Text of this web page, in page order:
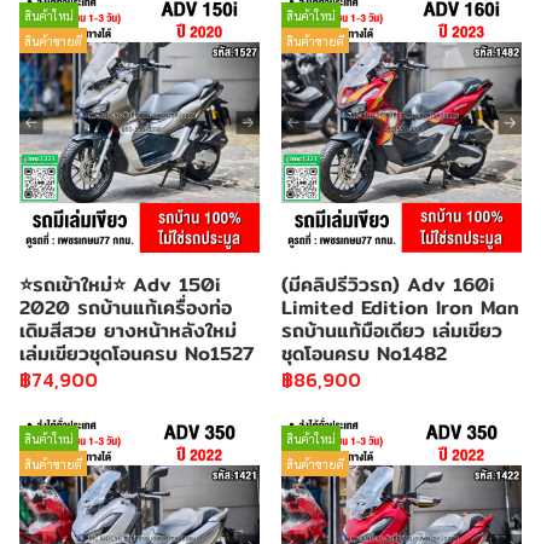
สินค้าใหม่
สินค้าขายดี
⭐รถเข้าใหม่⭐ Adv 150i
2020 รถบ้านแท้เครื่องท่อ
เดิมสีสวย ยางหน้าหลังใหม่
เล่มเขียวชุดโอนครบ No1527
฿74,900
สินค้าใหม่
สินค้าขายดี
(มีคลิปรีวิวรถ) Adv 160i
Limited Edition Iron Man
รถบ้านแท้มือเดียว เล่มเขียว
ชุดโอนครบ No1482
฿86,900
สินค้าใหม่
สินค้าขายดี
สินค้าใหม่
สินค้าขายดี